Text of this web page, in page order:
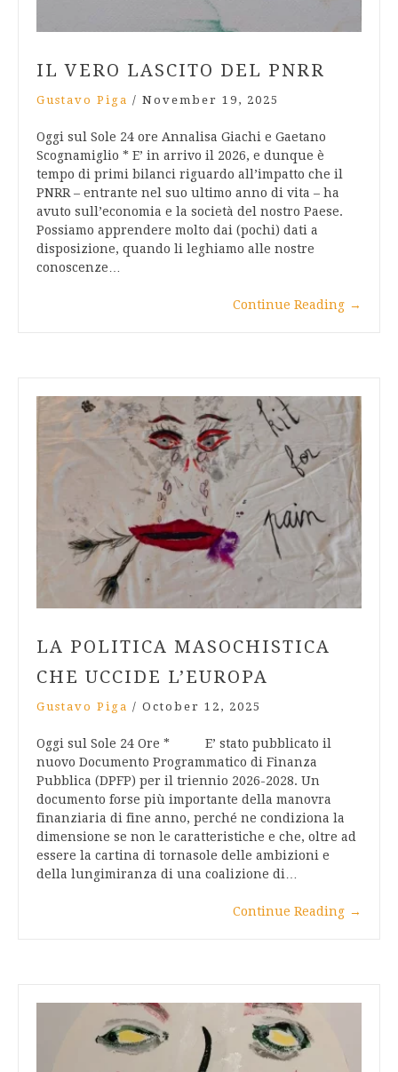
IL VERO LASCITO DEL PNRR
Gustavo Piga / November 19, 2025
Oggi sul Sole 24 ore Annalisa Giachi e Gaetano
Scognamiglio * E’ in arrivo il 2026, e dunque è
tempo di primi bilanci riguardo all’impatto che il
PNRR – entrante nel suo ultimo anno di vita – ha
avuto sull’economia e la società del nostro Paese.
Possiamo apprendere molto dai (pochi) dati a
disposizione, quando li leghiamo alle nostre
conoscenze…
Continue Reading →
LA POLITICA MASOCHISTICA
CHE UCCIDE L’EUROPA
Gustavo Piga / October 12, 2025
Oggi sul Sole 24 Ore * E’ stato pubblicato il
nuovo Documento Programmatico di Finanza
Pubblica (DPFP) per il triennio 2026-2028. Un
documento forse più importante della manovra
finanziaria di fine anno, perché ne condiziona la
dimensione se non le caratteristiche e che, oltre ad
essere la cartina di tornasole delle ambizioni e
della lungimiranza di una coalizione di…
Continue Reading →